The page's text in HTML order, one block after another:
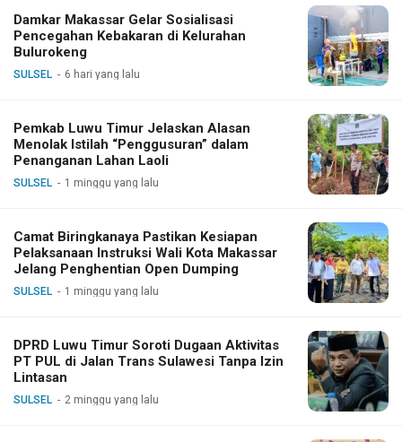
Damkar Makassar Gelar Sosialisasi
Pencegahan Kebakaran di Kelurahan
Bulurokeng
SULSEL 6 hari yang lalu
Pemkab Luwu Timur Jelaskan Alasan
Menolak Istilah “Penggusuran” dalam
Penanganan Lahan Laoli
SULSEL 1 minggu yang lalu
Camat Biringkanaya Pastikan Kesiapan
Pelaksanaan Instruksi Wali Kota Makassar
Jelang Penghentian Open Dumping
SULSEL 1 minggu yang lalu
DPRD Luwu Timur Soroti Dugaan Aktivitas
PT PUL di Jalan Trans Sulawesi Tanpa Izin
Lintasan
SULSEL 2 minggu yang lalu